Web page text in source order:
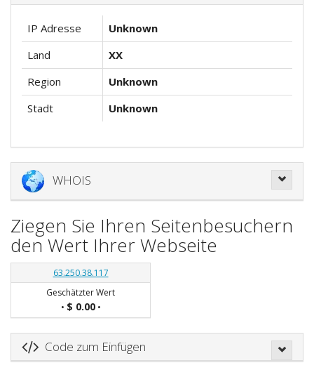
IP Adresse
Unknown
Land
XX
Region
Unknown
Stadt
Unknown
WHOIS
Ziegen Sie Ihren Seitenbesuchern
den Wert Ihrer Webseite
63.250.38.117
Geschätzter Wert
• $ 0.00•
Code zum Einfügen